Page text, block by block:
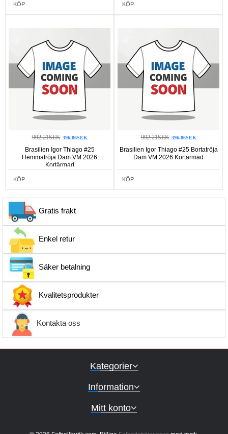
KÖP KÖP
992.21SEK 396.86SEK
Brasilien Igor Thiago #25
Hemmatröja Dam VM 2026
Kortärmad
KÖP
992.21SEK 396.86SEK
Brasilien Igor Thiago #25 Bortatröja
Dam VM 2026 Kortärmad
KÖP
Gratis frakt
Enkel retur
Säker betalning
Kvalitetsprodukter
Kontakta oss
Kategorier
Information
Mitt konto